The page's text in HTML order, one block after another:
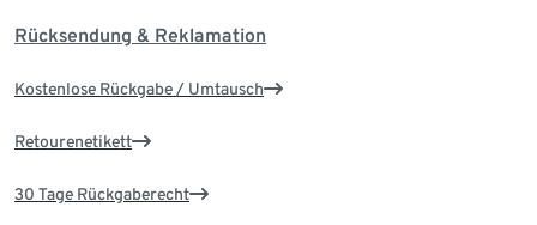
Rücksendung & Reklamation
Kostenlose Rückgabe / Umtausch
Retourenetikett
30 Tage Rückgaberecht